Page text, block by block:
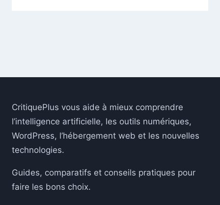
CritiquePlus vous aide à mieux comprendre
l’intelligence artificielle, les outils numériques,
WordPress, l’hébergement web et les nouvelles
technologies.
Guides, comparatifs et conseils pratiques pour
faire les bons choix.